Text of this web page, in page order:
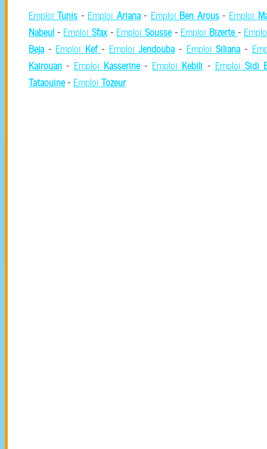
EmploiTunis - Emploi Ariana- Emploi Ben Arous- Emploi
Nabeul - Emploi Sfax- Emploi Sousse- Emploi Bizerte -
Beja - Emploi Kef - EmploiJendouba - EmploiSiliana -
Kairouan - Emploi Kasserine- Emploi Kebili - Emploi Sidi
Tataouine- Emploi Tozeur